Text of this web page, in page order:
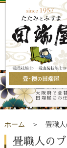
畳職人
大阪府で畳
田端屋にお
ホーム ＞ 畳職人
畳職人のブ